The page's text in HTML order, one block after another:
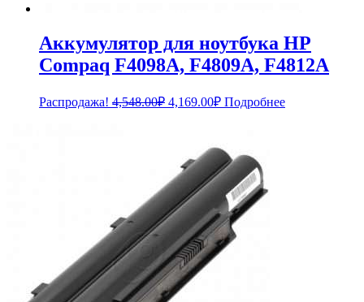
Аккумулятор для ноутбука HP
Compaq F4098A, F4809A, F4812A
Распродажа! 4,548.00₽ Первоначальная
4,548.00₽.
4,169.00₽Текущая
цена:
Подробнее